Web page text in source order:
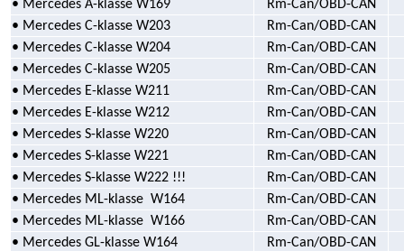
• Mercedes A-klasse W169
Rm-Can/OBD-CAN
• Mercedes C-klasse W203
Rm-Can/OBD-CAN
• Mercedes C-klasse W204
Rm-Can/OBD-CAN
• Mercedes C-klasse W205
Rm-Can/OBD-CAN
• Mercedes E-klasse W211
Rm-Can/OBD-CAN
• Mercedes E-klasse W212
Rm-Can/OBD-CAN
• Mercedes S-klasse W220
Rm-Can/OBD-CAN
• Mercedes S-klasse W221
Rm-Can/OBD-CAN
• Mercedes S-klasse W222 !!!
Rm-Can/OBD-CAN
• Mercedes ML-klasse W164
Rm-Can/OBD-CAN
• Mercedes ML-klasse W166
Rm-Can/OBD-CAN
• Mercedes GL-klasse W164
Rm-Can/OBD-CAN